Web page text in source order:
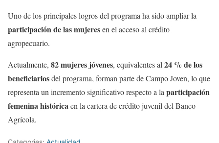
Uno de los principales logros del programa ha sido ampliar la
participación de las mujeresen el acceso al crédito
agropecuario.
Actualmente, 82 mujeres jóvenes, equivalentes al24 % de los
beneficiariosdel programa, forman parte de Campo Joven, lo que
representa un incremento significativo respecto a laparticipación
femenina históricaen la cartera de crédito juvenil del Banco
Agrícola.